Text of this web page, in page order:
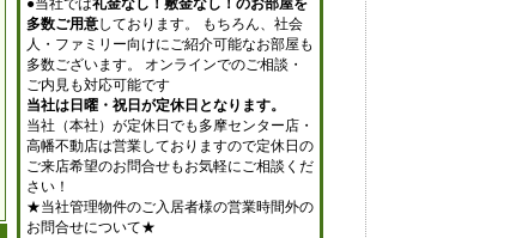
●当社では礼金なし！敷金なし！のお部屋を
多数ご用意しております。 もちろん、社会
人・ファミリー向けにご紹介可能なお部屋も
多数ございます。 オンラインでのご相談・
ご内見も対応可能です
当社は日曜・祝日が定休日となります。
当社（本社）が定休日でも多摩センター店・
高幡不動店は営業しておりますので定休日の
ご来店希望のお問合せもお気軽にご相談くだ
さい！
★当社管理物件のご入居者様の営業時間外の
お問合せについて★